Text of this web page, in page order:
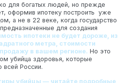
для богатых людей, но прежде
оформив ипотеку построить уже
а не в 22 веке, когда государство
для создания
ипотеки не будет дороже, из
метра, стоимости
в вашем регионе. Но это
убийца здоровья, которые
всей России.
убийцы — читайте подробные